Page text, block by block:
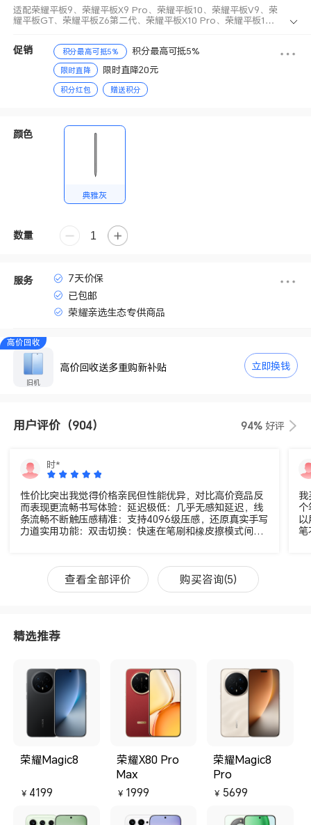
适配荣耀平板9、荣耀平板X9 Pro、荣耀平板10、荣耀平板V9、荣
耀平板GT、荣耀平板Z6第二代、荣耀平板X10 Pro、荣耀平板10 Pr
促销 积分最高可抵5% 积分最高可抵5%
限时直降 限时直降20元
积分红包 赠送积分
颜色
典雅灰
数量
服务
7天价保
已包邮
荣耀亲选生态专供商品
高价回收
旧机
高价回收送多重购新补贴 立即换钱
用户评价 （904） 94% 好评
时*
性价比突出‌我觉得价格亲民但性能优异，对比高价竞品反
而表现更流畅‌‌书写体验‌：延迟极低：几乎无感知延迟，线
条流畅不断触‌压感精准：支持4096级压感，还原真实手写
力道‌‌实用功能‌：双击切换：快速在笔刷和橡皮擦模式间切
吸充电：吸附稳固且续航持久（充一次用多天）‌金属质
感：笔身温润高级，标配备用笔尖‌。
个
以
笔
查看全部评价 购买咨询(5)
精选推荐
荣耀Magic8
￥ 4199
荣耀X80 Pro
Max
￥ 1999
荣耀Magic8
Pro
￥ 5699